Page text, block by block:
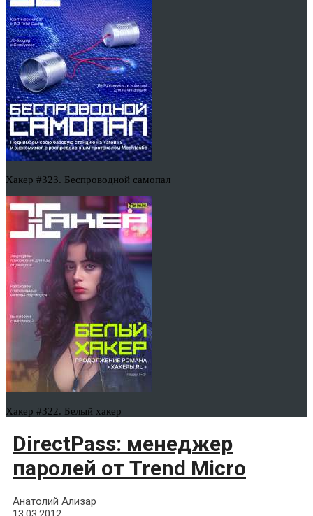
Хакер #323. Беспроводной самопал
Хакер #322. Белый хакер
DirectPass: менеджер
паролей от Trend Micro
Анатолий Ализар